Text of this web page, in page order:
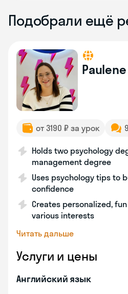
Подобрали ещё
Paulene
от 3190 ₽ за урок
Holds two psychology
management degree
Uses psychology tips to
confidence
Creates personalized,
various interests
Читать дальше
Услуги и цены
Английский язык